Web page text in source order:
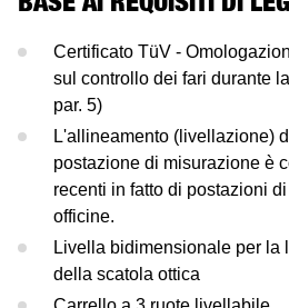
Certificato TüV -
sul controllo dei fari durante
par. 5)
L'allineamento (livellazione)
postazione di misurazione è
recenti in fatto di postazioni
officine.
Livella bidimensionale per la
della scatola ottica
Prova di Test
Centrafari
Smontagomme
Ford
Jaguar Land Rover
Maserati
Centrafari
Equilibratrici
Assetto Ruote
Approvazioni OEM